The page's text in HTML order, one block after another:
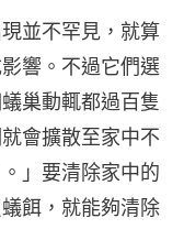
並不罕見，就算
響。不過它們選
巢動輒都過百隻
會擴散至家中不
」要清除家中的
餌，就能夠清除